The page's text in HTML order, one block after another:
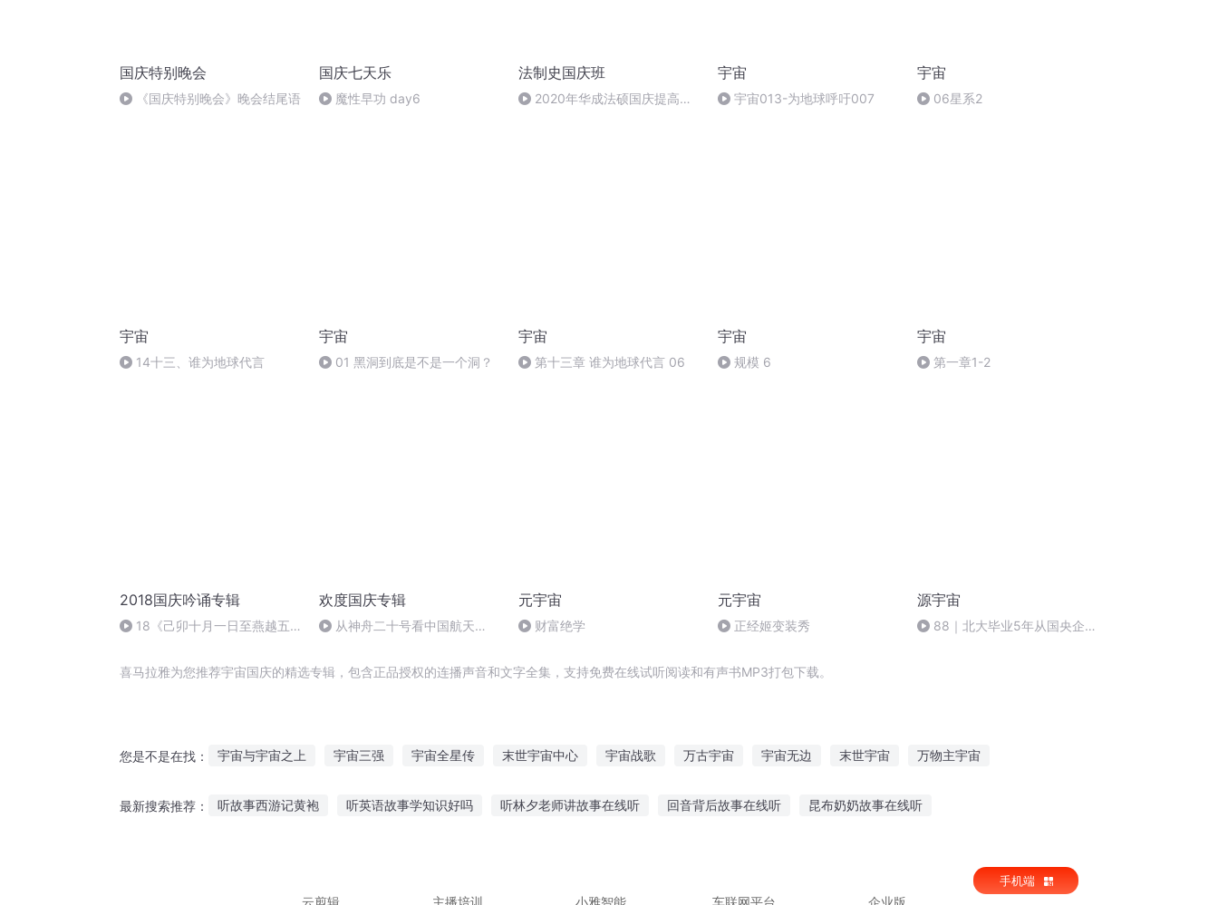
国庆特别晚会
《国庆特别晚会》晚会结尾语
国庆七天乐
魔性早功 day6
法制史国庆班
2020年华成法硕国庆提高班
宇宙
宇宙013-为地球呼吁007
宇宙
06星系2
宇宙
14十三、谁为地球代言
宇宙
01 黑洞到底是不是一个洞？
宇宙
第十三章 谁为地球代言 06
宇宙
规模 6
宇宙
第一章1-2
2018国庆吟诵专辑
18《己卯十月一日至燕越五
文天祥 自由吟诵
欢度国庆专辑
从神舟二十号看中国航天
元宇宙
财富绝学
元宇宙
正经姬变装秀
源宇宙
88｜北大毕业5年从国央企裸
喜马拉雅为您推荐宇宙国庆的精选专辑，包含正品授权的连播声音和文字全集，支持免费在线试听阅读和有声书MP3打包下载。
您是不是在找： 宇宙与宇宙之上 宇宙三强 宇宙全星传 末世宇宙中心 宇宙战歌 万古宇宙 宇宙无边 末世宇宙 万物主宇宙
最新搜索推荐： 听故事西游记黄袍 听英语故事学知识好吗 听林夕老师讲故事在线听 回音背后故事在线听 昆布奶奶故事在线听
云剪辑
主播培训 小雅智能 车联网平台 企业版
手机端